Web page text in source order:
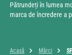
Pătrundeți în lumea
marca de încredere a
Acasă Mărci